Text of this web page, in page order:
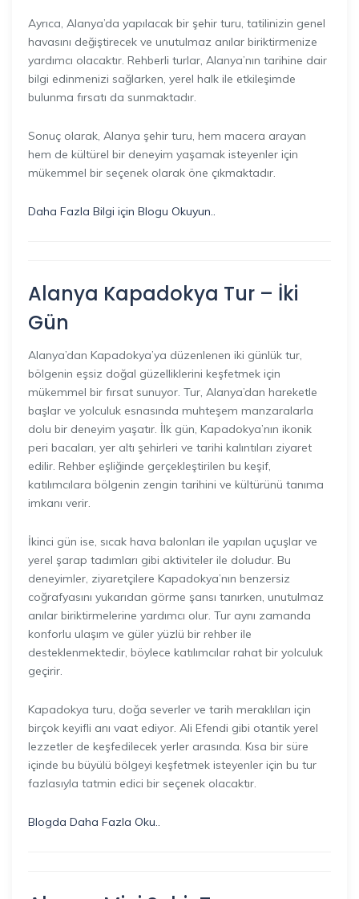
Ayrıca, Alanya’da yapılacak bir şehir turu, tatilinizin genel
havasını değiştirecek ve unutulmaz anılar biriktirmenize
yardımcı olacaktır. Rehberli turlar, Alanya’nın tarihine dair
bilgi edinmenizi sağlarken, yerel halk ile etkileşimde
bulunma fırsatı da sunmaktadır.
Sonuç olarak, Alanya şehir turu, hem macera arayan
hem de kültürel bir deneyim yaşamak isteyenler için
mükemmel bir seçenek olarak öne çıkmaktadır.
Daha Fazla Bilgi için Blogu Okuyun..
Alanya Kapadokya Tur – İki
Gün
Alanya’dan Kapadokya’ya düzenlenen iki günlük tur,
bölgenin eşsiz doğal güzelliklerini keşfetmek için
mükemmel bir fırsat sunuyor. Tur, Alanya’dan hareketle
başlar ve yolculuk esnasında muhteşem manzaralarla
dolu bir deneyim yaşatır. İlk gün, Kapadokya’nın ikonik
peri bacaları, yer altı şehirleri ve tarihi kalıntıları ziyaret
edilir. Rehber eşliğinde gerçekleştirilen bu keşif,
katılımcılara bölgenin zengin tarihini ve kültürünü tanıma
imkanı verir.
İkinci gün ise, sıcak hava balonları ile yapılan uçuşlar ve
yerel şarap tadımları gibi aktiviteler ile doludur. Bu
deneyimler, ziyaretçilere Kapadokya’nın benzersiz
coğrafyasını yukarıdan görme şansı tanırken, unutulmaz
anılar biriktirmelerine yardımcı olur. Tur aynı zamanda
konforlu ulaşım ve güler yüzlü bir rehber ile
desteklenmektedir, böylece katılımcılar rahat bir yolculuk
geçirir.
Kapadokya turu, doğa severler ve tarih meraklıları için
birçok keyifli anı vaat ediyor. Ali Efendi gibi otantik yerel
lezzetler de keşfedilecek yerler arasında. Kısa bir süre
içinde bu büyülü bölgeyi keşfetmek isteyenler için bu tur
fazlasıyla tatmin edici bir seçenek olacaktır.
Blogda Daha Fazla Oku..